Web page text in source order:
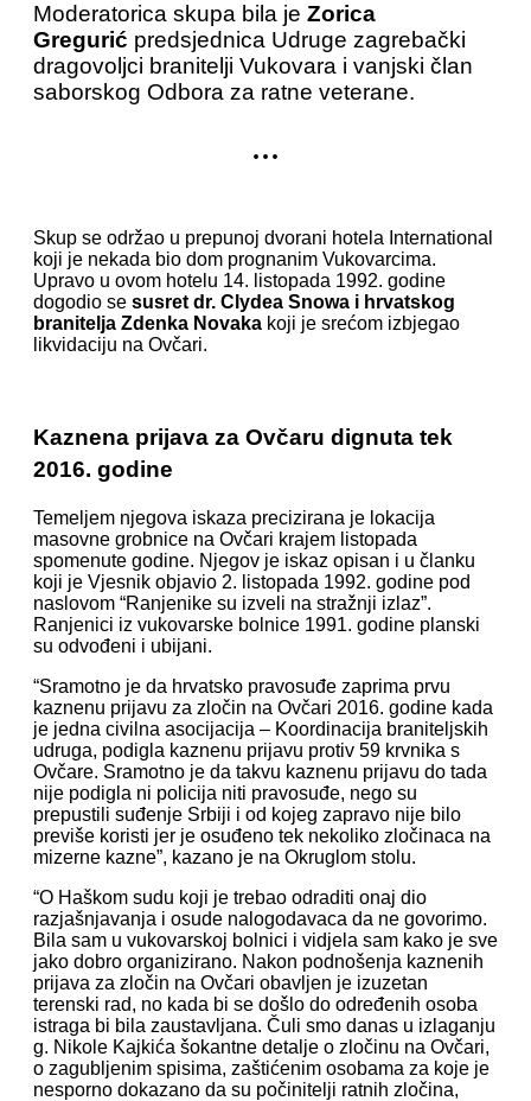
Moderatorica skupa bila je Zorica
Gregurić predsjednica Udruge zagrebački
dragovoljci branitelji Vukovara i vanjski član
saborskog Odbora za ratne veterane.
...
Skup se održao u prepunoj dvorani hotela International
koji je nekada bio dom prognanim Vukovarcima.
Upravo u ovom hotelu 14. listopada 1992. godine
dogodio se susret dr. Clydea Snowa i hrvatskog
branitelja Zdenka Novaka koji je srećom izbjegao
likvidaciju na Ovčari.
Kaznena prijava za Ovčaru dignuta tek
2016. godine
Temeljem njegova iskaza precizirana je lokacija
masovne grobnice na Ovčari krajem listopada
spomenute godine. Njegov je iskaz opisan i u članku
koji je Vjesnik objavio 2. listopada 1992. godine pod
naslovom “Ranjenike su izveli na stražnji izlaz”.
Ranjenici iz vukovarske bolnice 1991. godine planski
su odvođeni i ubijani.
“Sramotno je da hrvatsko pravosuđe zaprima prvu
kaznenu prijavu za zločin na Ovčari 2016. godine kada
je jedna civilna asocijacija – Koordinacija braniteljskih
udruga, podigla kaznenu prijavu protiv 59 krvnika s
Ovčare. Sramotno je da takvu kaznenu prijavu do tada
nije podigla ni policija niti pravosuđe, nego su
prepustili suđenje Srbiji i od kojeg zapravo nije bilo
previše koristi jer je osuđeno tek nekoliko zločinaca na
mizerne kazne”, kazano je na Okruglom stolu.
“O Haškom sudu koji je trebao odraditi onaj dio
razjašnjavanja i osude nalogodavaca da ne govorimo.
Bila sam u vukovarskoj bolnici i vidjela sam kako je sve
jako dobro organizirano. Nakon podnošenja kaznenih
prijava za zločin na Ovčari obavljen je izuzetan
terenski rad, no kada bi se došlo do određenih osoba
istraga bi bila zaustavljana. Čuli smo danas u izlaganju
g. Nikole Kajkića šokantne detalje o zločinu na Ovčari,
o zagubljenim spisima, zaštićenim osobama za koje je
nesporno dokazano da su počinitelji ratnih zločina,